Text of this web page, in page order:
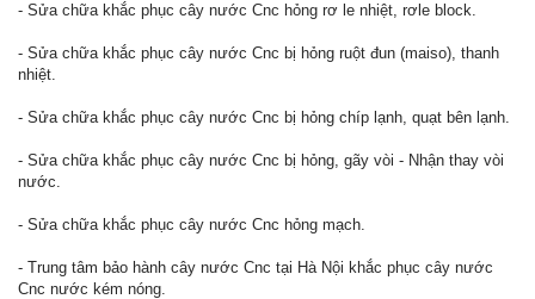
- Sửa chữa khắc phục cây nước Cnc hỏng rơ le nhiệt, rơle block.
- Sửa chữa khắc phục cây nước Cnc bị hỏng ruột đun (maiso), thanh
nhiệt.
- Sửa chữa khắc phục cây nước Cnc bị hỏng chíp lạnh, quạt bên lạnh.
- Sửa chữa khắc phục cây nước Cnc bị hỏng, gãy vòi - Nhận thay vòi
nước.
- Sửa chữa khắc phục cây nước Cnc hỏng mạch.
- Trung tâm bảo hành cây nước Cnc tại Hà Nội khắc phục cây nước
Cnc nước kém nóng.